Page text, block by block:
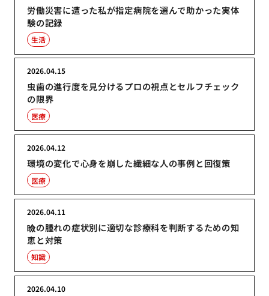
労働災害に遭った私が指定病院を選んで助かった実体
験の記録
生活
虫歯の進行度を見分けるプロの視点とセルフチェック
の限界
2026.04.15
医療
環境の変化で心身を崩した繊細な人の事例と回復策
2026.04.12
医療
瞼の腫れの症状別に適切な診療科を判断するための知
恵と対策
2026.04.11
知識
2026.04.10